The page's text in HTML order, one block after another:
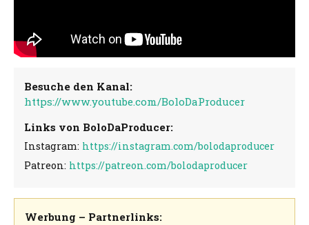
Besuche den Kanal:
https://www.youtube.com/BoloDaProducer
Links von BoloDaProducer:
Instagram: https://instagram.com/bolodaproducer
Patreon: https://patreon.com/bolodaproducer
Werbung – Partnerlinks: